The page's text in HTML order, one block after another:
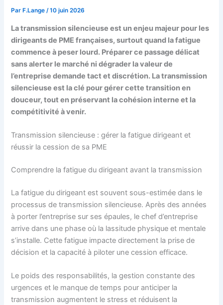
Par F.Lange/10 juin 2026
La transmission silencieuse est un enjeu majeur pour les
dirigeants de PME françaises, surtout quand la fatigue
commence à peser lourd. Préparer ce passage délicat
sans alerter le marché ni dégrader la valeur de
l’entreprise demande tact et discrétion. La transmission
silencieuse est la clé pour gérer cette transition en
douceur, tout en préservant la cohésion interne et la
compétitivité à venir.
Transmission silencieuse : gérer la fatigue dirigeant et
réussir la cession de sa PME
Comprendre la fatigue du dirigeant avant la transmission
La fatigue du dirigeant est souvent sous-estimée dans le
processus de transmission silencieuse. Après des années
à porter l’entreprise sur ses épaules, le chef d’entreprise
arrive dans une phase où la lassitude physique et mentale
s’installe. Cette fatigue impacte directement la prise de
décision et la capacité à piloter une cession efficace.
Le poids des responsabilités, la gestion constante des
urgences et le manque de temps pour anticiper la
transmission augmentent le stress et réduisent la